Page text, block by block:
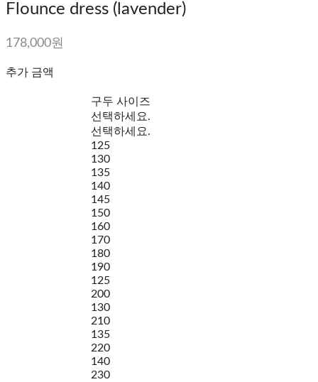
Flounce dress (lavender)
178,000원
추가 금액
구두 사이즈
선택하세요.
선택하세요.
125
130
135
140
145
150
160
170
180
190
125
200
130
210
135
220
140
230